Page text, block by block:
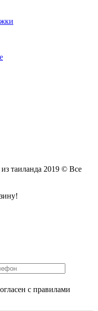
из таиланда 2019 © Все
с правилами